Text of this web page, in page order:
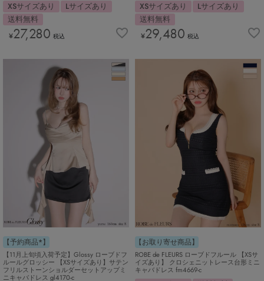
XSサイズあり
Lサイズあり
送料無料
¥27,280 税込
XSサイズあり
Lサイズあり
送料無料
¥29,480 税込
【予約商品*】
【11月上旬頃入荷予定】Glossy ローブドフ
ルールグロッシー 【XSサイズあり】サテン
フリルストーンショルダーセットアップミ
ニキャバドレス gl4170-c
【お取り寄せ商品】
ROBE de FLEURS ローブドフルール 【XSサ
イズあり】 クロシェニットレース台形ミニ
キャバドレス fm4669-c